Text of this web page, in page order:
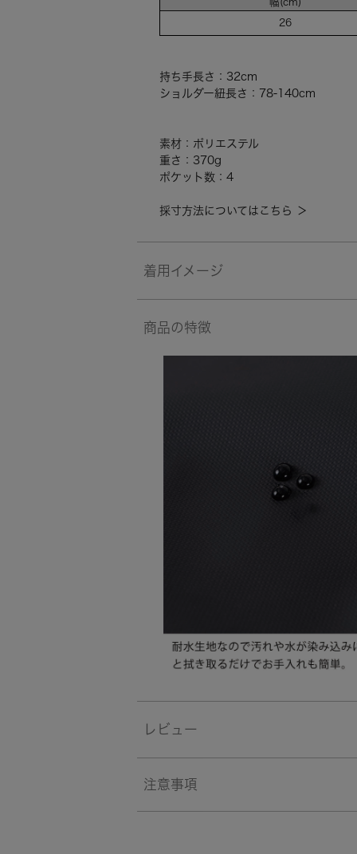
26
持ち手長さ：32cm
ショルダー紐長さ：78-140cm
素材：ポリエステル
重さ：370g
ポケット数：4
採寸方法についてはこちら ＞
着用イメージ
商品の特徴
レビュー
注意事項